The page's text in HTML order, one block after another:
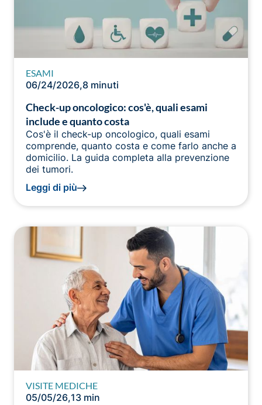
ESAMI
06/24/2026,8 minuti
Check-up oncologico: cos'è, quali esami
include e quanto costa
Cos'è il check-up oncologico, quali esami
comprende, quanto costa e come farlo anche a
domicilio. La guida completa alla prevenzione
dei tumori.
Leggi di più
VISITE MEDICHE
05/05/26,13 min